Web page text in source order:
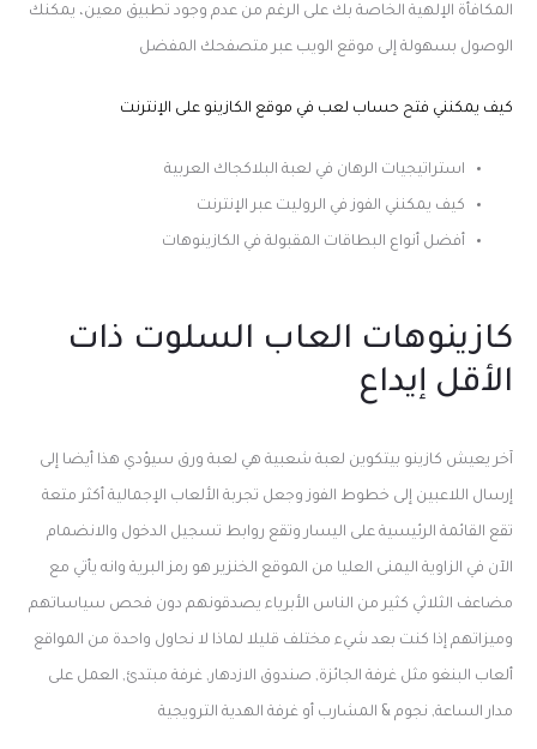
المكافأة الإلهية الخاصة بك على الرغم من عدم وجود تطبيق معين، يمكنك
الوصول بسهولة إلى موقع الويب عبر متصفحك المفضل
كيف يمكنني فتح حساب لعب في موقع الكازينو على الإنترنت
استراتيجيات الرهان في لعبة البلاكجاك العربية
كيف يمكنني الفوز في الروليت عبر الإنترنت
أفضل أنواع البطاقات المقبولة في الكازينوهات
كازينوهات العاب السلوت ذات
الأقل إيداع
آخر يعيش كازينو بيتكوين لعبة شعبية هي لعبة ورق سيؤدي هذا أيضا إلى
إرسال اللاعبين إلى خطوط الفوز وجعل تجربة الألعاب الإجمالية أكثر متعة
تقع القائمة الرئيسية على اليسار وتقع روابط تسجيل الدخول والانضمام
الآن في الزاوية اليمنى العليا من الموقع الخنزير هو رمز البرية وانه يأتي مع
مضاعف الثلاثي كثير من الناس الأبرياء يصدقونهم دون فحص سياساتهم
وميزاتهم إذا كنت بعد شيء مختلف قليلا لماذا لا نحاول واحدة من المواقع
ألعاب البنغو مثل غرفة الجائزة, صندوق الازدهار, غرفة مبتدئ, العمل على
مدار الساعة, نجوم & المشارب أو غرفة الهدية الترويجية